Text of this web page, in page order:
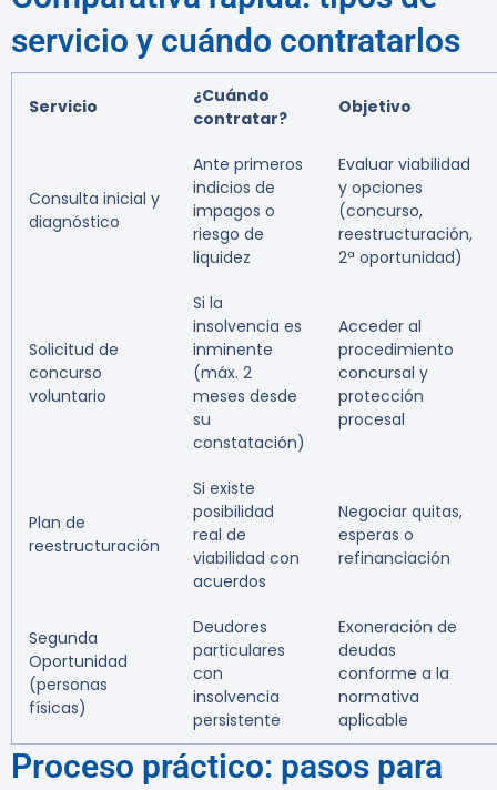
servicio y cuándo contratarlos
Servicio
¿Cuándo
contratar?
Objetivo
Consulta inicial y
diagnóstico
Ante primeros
indicios de
impagos o
riesgo de
liquidez
Evaluar viabilidad
y opciones
(concurso,
reestructuración,
2ª oportunidad)
Solicitud de
concurso
voluntario
Si la
insolvencia es
inminente
(máx. 2
meses desde
su
constatación)
Acceder al
procedimiento
concursal y
protección
procesal
Plan de
reestructuración
Si existe
posibilidad
real de
viabilidad con
acuerdos
Negociar quitas,
esperas o
refinanciación
Segunda
Oportunidad
(personas
físicas)
Deudores
particulares
con
insolvencia
persistente
Exoneración de
deudas
conforme a la
normativa
aplicable
Proceso práctico: pasos para